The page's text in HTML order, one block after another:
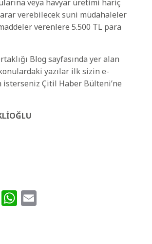
veya havyar üretimi hariç
verebilecek suni müdahaleler
verenlere 5.500 TL para
Blog sayfasında yer alan
yazılar ilk sizin e-
isterseniz Çitil Haber Bülteni’ne
LinkedIn
WhatsApp